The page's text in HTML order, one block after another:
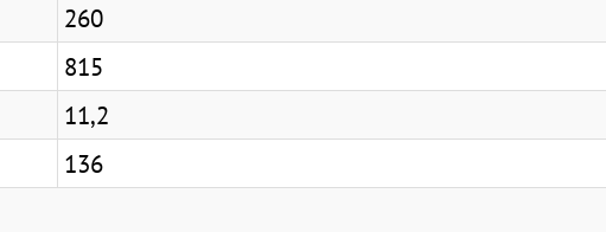
260
815
11,2
136